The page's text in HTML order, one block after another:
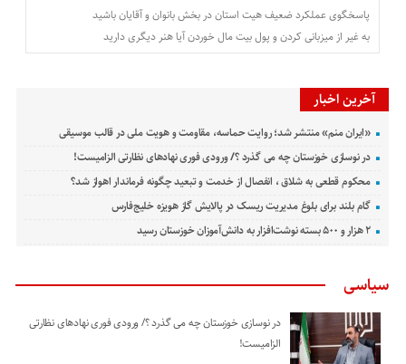
پاسخگوی عملکرد ضعیف ه‍یت استان در بخش بانوان و آقایان باشید
به غیر از میزبانی کردن و پول بیت مال خوردن آیا هنر دیگری دارید
آخرین اخبار
«ایران منم» منتشر شد؛ روایت حماسه، مقاومت و هویت ملی در قالب موسیقی
در نوسازی خوزستان چه می گذرد ؟/ ورودی فوری نهادهای نظارتی الزامیست!
محکوم قطعی به شلاق ، انفصال از خدمت و تبعید چگونه فرماندار اهواز شد؟
گام بلند برای بلوغ مدیریت ریسک در پالایش گاز هویزه خلیج‌فارس
۲ هزار و ۵۰۰ بسته نوشت‌افزار به دانش‌آموزان خوزستان رسید
سیاسی
در نوسازی خوزستان چه می گذرد ؟/ ورودی فوری نهادهای نظارتی
الزامیست!